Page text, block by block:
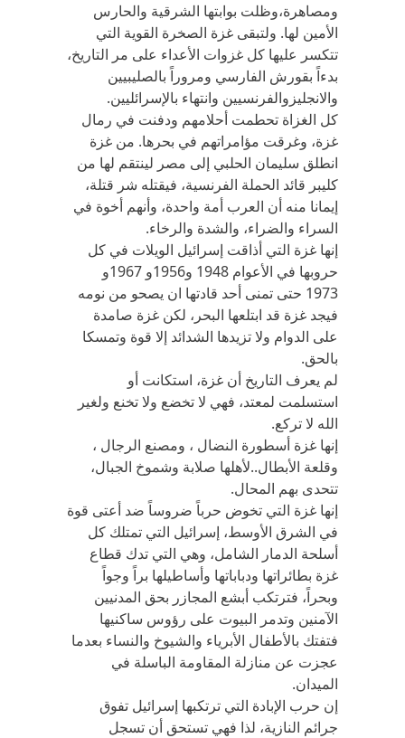
ومصاهرة،وظلت بوابتها الشرقية والحارس
الأمين لها. ولتبقى غزة الصخرة القوية التي
تتكسر عليها كل غزوات الأعداء على مر التاريخ،
بدءاً بقورش الفارسي ومروراً بالصليبيين
والانجليزوالفرنسيين وانتهاء بالإسرائليين.
كل الغزاة تحطمت أحلامهم ودفنت في رمال
غزة، وغرقت مؤامراتهم في بحرها. من غزة
انطلق سليمان الحلبي إلى مصر لينتقم لها من
كليبر قائد الحملة الفرنسية، فيقتله شر قتلة،
إيمانا منه أن العرب أمة واحدة، وأنهم أخوة في
السراء والضراء، والشدة والرخاء.
إنها غزة التي أذاقت إسرائيل الويلات في كل
حروبها في الأعوام 1948 و1956و 1967و
1973 حتى تمنى أحد قادتها ان يصحو من نومه
فيجد غزة قد ابتلعها البحر، لكن غزة صامدة
على الدوام ولا تزيدها الشدائد إلا قوة وتمسكا
بالحق.
لم يعرف التاريخ أن غزة، استكانت أو
استسلمت لمعتد، فهي لا تخضع ولا تخنع ولغير
الله لا تركع.
إنها غزة أسطورة النضال ، ومصنع الرجال ،
وقلعة الأبطال..لأهلها صلابة وشموخ الجبال،
تتحدى بهم المحال.
إنها غزة التي تخوض حرباً ضروساً ضد أعتى قوة
في الشرق الأوسط، إسرائيل التي تمتلك كل
أسلحة الدمار الشامل، وهي التي تدك قطاع
غزة بطائراتها ودباباتها وأساطيلها براً وجواً
وبحراً، فترتكب أبشع المجازر بحق المدنيين
الآمنين وتدمر البيوت على رؤوس ساكنيها
فتفتك بالأطفال الأبرياء والشيوخ والنساء بعدما
عجزت عن منازلة المقاومة الباسلة في
الميدان.
إن حرب الإبادة التي ترتكبها إسرائيل تفوق
جرائم النازية، لذا فهي تستحق أن تسجل